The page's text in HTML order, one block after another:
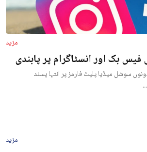
مزید
بک اور انسٹاگرام پر پابندی
سوشل میڈیا پلیٹ فارمز پر انتہا پسند
مزید